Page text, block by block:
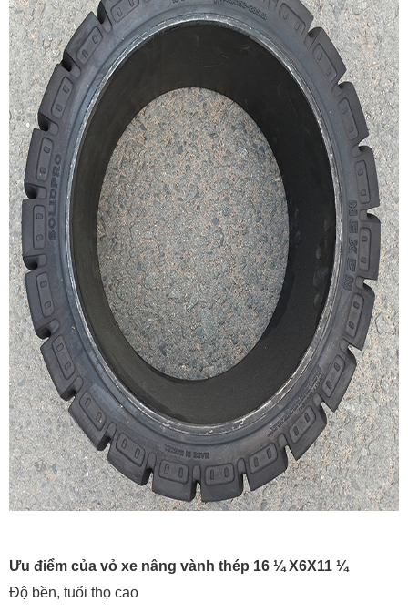
Ưu điểm của vỏ xe nâng vành thép 16 ¼ X6X11 ¼
Độ bền, tuổi thọ cao